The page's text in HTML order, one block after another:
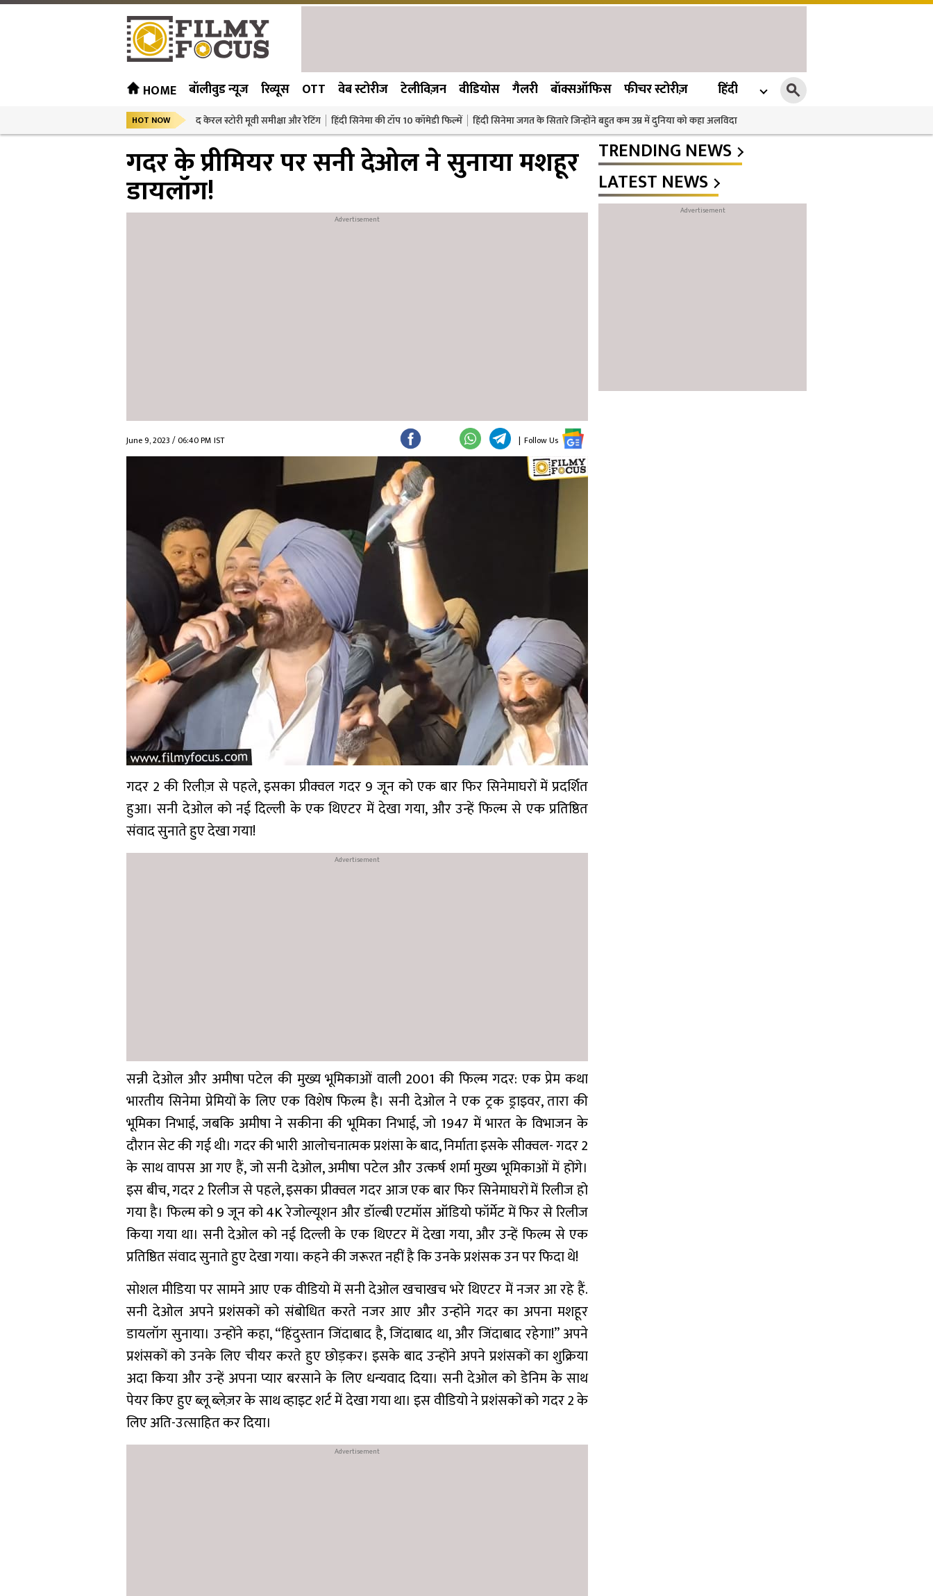
HOME बॉलीवुड न्यूज रिव्यूस OTT वेब स्टोरीज टेलीविज़न वीडियोस गैलरी बॉक्सऑफिस फीचर स्टोरीज़ हिंदी
HOT NOW द केरल स्टोरी मूवी समीक्षा और रेटिंग हिंदी सिनेमा की टॉप 10 कॉमेडी फिल्में हिंदी सिनेमा जगत के सितारे जिन्होंने बहुत कम उम्र में दुनिया को कहा अलविदा
गदर के प्रीमियर पर सनी देओल ने सुनाया मशहूर
डायलॉग!
June 9, 2023 / 06:40 PM IST | Follow Us
गदर 2 की रिलीज़ से पहले, इसका प्रीक्वल गदर 9 जून को एक बार फिर सिनेमाघरों में प्रदर्शित
हुआ। सनी देओल को नई दिल्ली के एक थिएटर में देखा गया, और उन्हें फिल्म से एक प्रतिष्ठित
संवाद सुनाते हुए देखा गया!
सन्नी देओल और अमीषा पटेल की मुख्य भूमिकाओं वाली 2001 की फिल्म गदर: एक प्रेम कथा
भारतीय सिनेमा प्रेमियों के लिए एक विशेष फिल्म है। सनी देओल ने एक ट्रक ड्राइवर, तारा की
भूमिका निभाई, जबकि अमीषा ने सकीना की भूमिका निभाई, जो 1947 में भारत के विभाजन के
दौरान सेट की गई थी। गदर की भारी आलोचनात्मक प्रशंसा के बाद, निर्माता इसके सीक्वल- गदर 2
के साथ वापस आ गए हैं, जो सनी देओल, अमीषा पटेल और उत्कर्ष शर्मा मुख्य भूमिकाओं में होंगे।
इस बीच, गदर 2 रिलीज से पहले, इसका प्रीक्वल गदर आज एक बार फिर सिनेमाघरों में रिलीज हो
गया है। फिल्म को 9 जून को 4K रेजोल्यूशन और डॉल्बी एटमॉस ऑडियो फॉर्मेट में फिर से रिलीज
किया गया था। सनी देओल को नई दिल्ली के एक थिएटर में देखा गया, और उन्हें फिल्म से एक
प्रतिष्ठित संवाद सुनाते हुए देखा गया। कहने की जरूरत नहीं है कि उनके प्रशंसक उन पर फिदा थे!
सोशल मीडिया पर सामने आए एक वीडियो में सनी देओल खचाखच भरे थिएटर में नजर आ रहे हैं.
सनी देओल अपने प्रशंसकों को संबोधित करते नजर आए और उन्होंने गदर का अपना मशहूर
डायलॉग सुनाया। उन्होंने कहा, “हिंदुस्तान जिंदाबाद है, जिंदाबाद था, और जिंदाबाद रहेगा!” अपने
प्रशंसकों को उनके लिए चीयर करते हुए छोड़कर। इसके बाद उन्होंने अपने प्रशंसकों का शुक्रिया
अदा किया और उन्हें अपना प्यार बरसाने के लिए धन्यवाद दिया। सनी देओल को डेनिम के साथ
पेयर किए हुए ब्लू ब्लेज़र के साथ व्हाइट शर्ट में देखा गया था। इस वीडियो ने प्रशंसकों को गदर 2 के
लिए अति-उत्साहित कर दिया।
TRENDING NEWS
LATEST NEWS